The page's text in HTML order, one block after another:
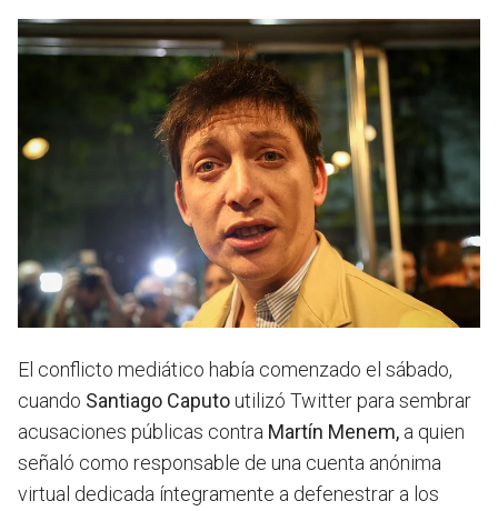
El conflicto mediático había comenzado el sábado,
cuando Santiago Caputoutilizó Twitter para sembrar
acusaciones públicas contra Martín Menem, a quien
señaló como responsable de una cuenta anónima
virtual dedicada íntegramente a defenestrar a los